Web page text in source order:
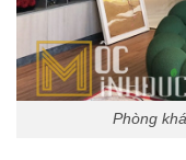
Phòng